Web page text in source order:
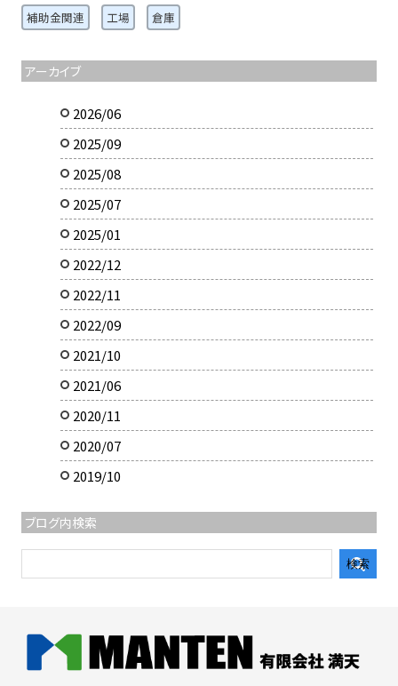
補助金関連 工場 倉庫
アーカイブ
2026/06
2025/09
2025/08
2025/07
2025/01
2022/12
2022/11
2022/09
2021/10
2021/06
2020/11
2020/07
2019/10
ブログ内検索